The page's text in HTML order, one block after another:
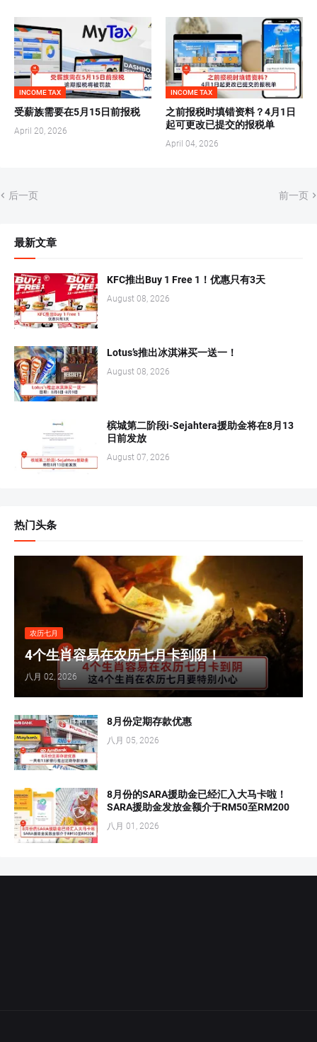
INCOME TAX
受薪族需要在5月15日前报税
April 20, 2026
INCOME TAX
之前报税时填错资料？4月1日
起可更改已提交的报税单
April 04, 2026
后一页 前一页
最新文章
KFC推出Buy 1 Free 1！优惠只有3天
August 08, 2026
Lotus’s推出冰淇淋买一送一！
August 08, 2026
槟城第二阶段i-Sejahtera援助金将在8月13
日前发放
August 07, 2026
热门头条
农历七月
4个生肖容易在农历七月卡到阴！
八月 02, 2026
8月份定期存款优惠
八月 05, 2026
8月份的SARA援助金已经汇入大马卡啦！
SARA援助金发放金额介于RM50至RM200
八月 01, 2026